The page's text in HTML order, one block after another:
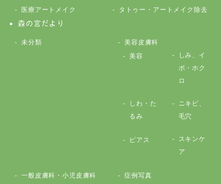
医療アートメイク
タトゥー・アートメイク除去
森の宮だより
未分類
美容皮膚科
美容
しみ、イ
ボ・ホク
ロ
しわ・た
るみ
ニキビ、
毛穴
ピアス
スキンケ
ア
一般皮膚科・小児皮膚科
症例写真